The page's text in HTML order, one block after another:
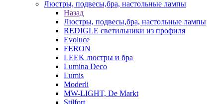
Люстры, подвесы,бра, настольные лампы
Назад
Люстры, подвесы,бра, настольные лампы
REDIGLE светильники из профиля
Evoluce
FERON
LEEK люстры и бра
Lumina Deco
Lumis
Moderli
MW-LIGHT, De Markt